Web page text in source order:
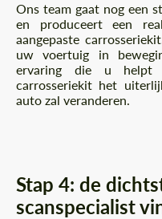
Ons team gaat nog een
en produceert een
aangepaste
uw voertuig in
ervaring die u helpt
carrosseriekit het
auto zal veranderen.
Stap 4: de
scanspecialist